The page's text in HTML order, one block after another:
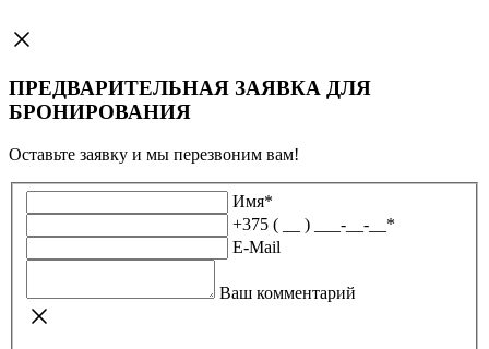
ПРЕДВАРИТЕЛЬНАЯ ЗАЯВКА ДЛЯ
БРОНИРОВАНИЯ
Оставьте заявку и мы перезвоним вам!
Имя*
+375 ( __ ) ___-__-__ *
E-Mail
Ваш комментарий